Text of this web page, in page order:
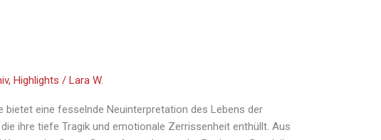
,Highlights /Lara W.
bietet eine fesselnde Neuinterpretation des Lebens der
ihre tiefe Tragik und emotionale Zerrissenheit enthüllt. Aus